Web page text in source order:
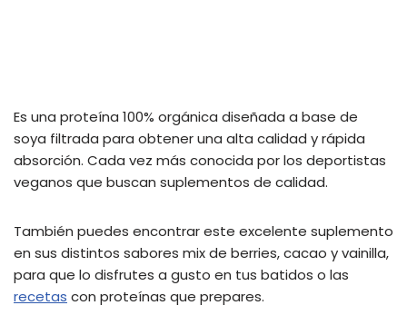
Es una proteína 100% orgánica diseñada a base de
soya filtrada para obtener una alta calidad y rápida
absorción. Cada vez más conocida por los deportistas
veganos que buscan suplementos de calidad.
También puedes encontrar este excelente suplemento
en sus distintos sabores mix de berries, cacao y vainilla,
para que lo disfrutes a gusto en tus batidos o las
recetas con proteínas que prepares.